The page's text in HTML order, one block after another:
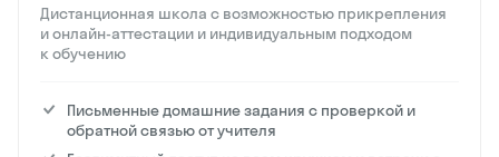
Дистанционная школа с возможностью прикрепления
и онлайн-аттестации и индивидуальным подходом
к обучению
Письменные домашние задания с проверкой и
обратной связью от учителя